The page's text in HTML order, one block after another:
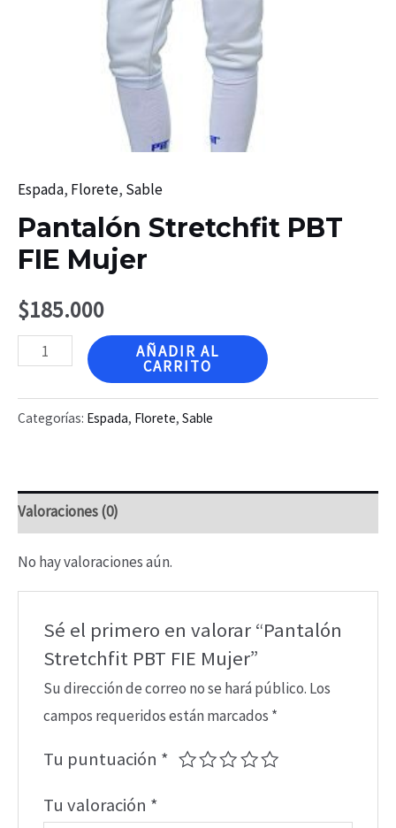
Espada, Florete, Sable
Pantalón Stretchfit PBT
FIE Mujer
$185.000
Pantalón
PBT
AÑADIR AL
CARRITO
Categorías: Espada, Florete, Sable
Valoraciones (0)
No hay valoraciones aún.
Sé el primero en valorar “Pantalón
Stretchfit PBT FIE Mujer”
Su dirección de correo no se hará público. Los
campos requeridos están marcados *
Tu puntuación *
Tu valoración *